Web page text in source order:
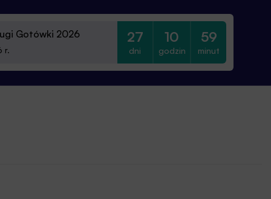
Gotówki 2026
r.
27
dni
10
godzin
59
minut